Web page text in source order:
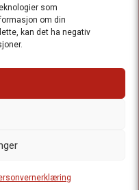
som
om din
kan det ha negativ
: Halfdan Wiik |
Vika, 0110 Oslo.
Merete Bertheau